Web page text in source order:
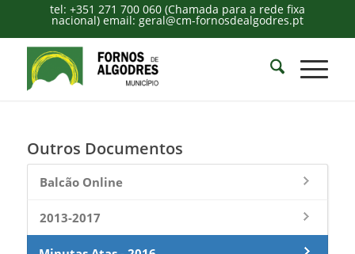
tel: +351 271 700 060 (Chamada para a rede fixa
nacional) email: geral@cm-fornosdealgodres.pt
Outros Documentos
Balcão Online
2013-2017